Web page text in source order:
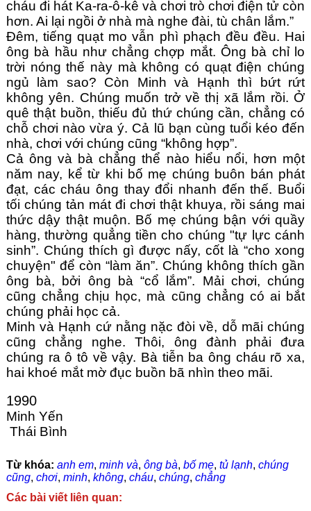
cháu đi hát Ka-ra-ô-kê và chơi trò chơi điện tử còn
hơn. Ai lại ngồi ở nhà mà nghe đài, tù chân lắm.”
Đêm, tiếng quạt mo vẫn phì phạch đều đều. Hai
ông bà hầu như chẳng chợp mắt. Ông bà chỉ lo
trời nóng thế này mà không có quạt điện chúng
ngủ làm sao? Còn Minh và Hạnh thì bứt rứt
không yên. Chúng muốn trở về thị xã lắm rồi. Ở
quê thật buồn, thiếu đủ thứ chúng cần, chẳng có
chỗ chơi nào vừa ý. Cả lũ bạn cùng tuổi kéo đến
nhà, chơi với chúng cũng “không hợp”.
Cả ông và bà chẳng thể nào hiểu nổi, hơn một
năm nay, kể từ khi bố mẹ chúng buôn bán phát
đạt, các cháu ông thay đổi nhanh đến thế. Buổi
tối chúng tản mát đi chơi thật khuya, rồi sáng mai
thức dậy thật muộn. Bố mẹ chúng bận với quầy
hàng, thường quẳng tiền cho chúng "tự lực cánh
sinh”. Chúng thích gì được nấy, cốt là “cho xong
chuyện" để còn “làm ăn”. Chúng không thích gần
ông bà, bởi ông bà “cổ lắm”. Mải chơi, chúng
cũng chẳng chịu học, mà cũng chẳng có ai bắt
chúng phải học cả.
Minh và Hạnh cứ nằng nặc đòi về, dỗ mãi chúng
cũng chẳng nghe. Thôi, ông đành phải đưa
chúng ra ô tô về vậy. Bà tiễn ba ông cháu rõ xa,
hai khoé mắt mờ đục buồn bã nhìn theo mãi.
1990
Minh Yến
Thái Bình
Từ khóa: anh em, minh và, ông bà, bố mẹ, tủ lạnh, chúng
cũng, chơi, minh, không, cháu, chúng, chẳng
Các bài viết liên quan: